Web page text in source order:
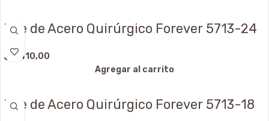
Dije de Acero Quirúrgico Forever 5713-24
$ 3.410,00
Agregar al carrito
Dije de Acero Quirúrgico Forever 5713-18